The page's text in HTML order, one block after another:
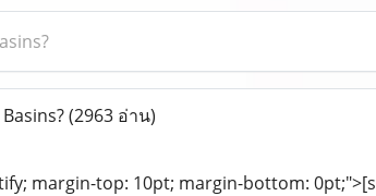
(2963 อ่าน)
margin-top: 10pt; margin-bottom: